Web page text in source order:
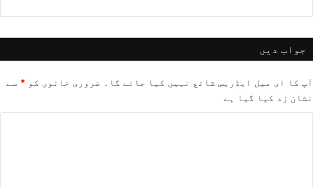
جواب دیں
آپ کا ای میل ایڈریس شائع نہیں کیا جائے گا۔ ضروری خانوں کو * سے
نشان زد کیا گیا ہے